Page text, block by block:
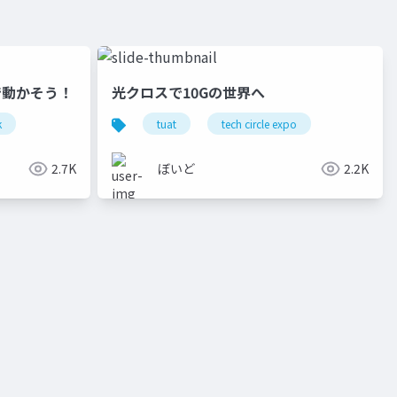
かそう！
2.7K
光クロスで10Gの世界へ
tuat tech circle expo
ぼいど 2.2K